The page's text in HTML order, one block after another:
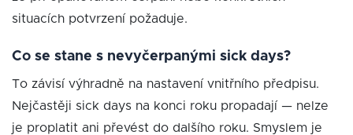
situacích potvrzení požaduje.
Co se stane s nevyčerpanými sick days?
To závisí výhradně na nastavení vnitřního předpisu.
Nejčastěji sick days na konci roku propadají — nelze
je proplatit ani převést do dalšího roku. Smyslem je